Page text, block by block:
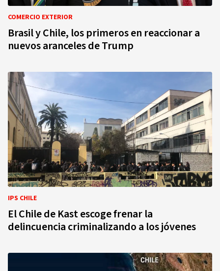
COMERCIO EXTERIOR
Brasil y Chile, los primeros en reaccionar a
nuevos aranceles de Trump
IPS CHILE
El Chile de Kast escoge frenar la
delincuencia criminalizando a los jóvenes